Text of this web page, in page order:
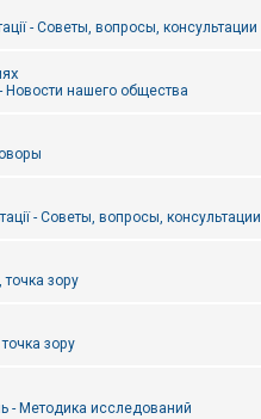
- Советы, вопросы, консультации
Новости нашего общества
- Советы, вопросы, консультации
точка зору
точка зору
- Методика исследований